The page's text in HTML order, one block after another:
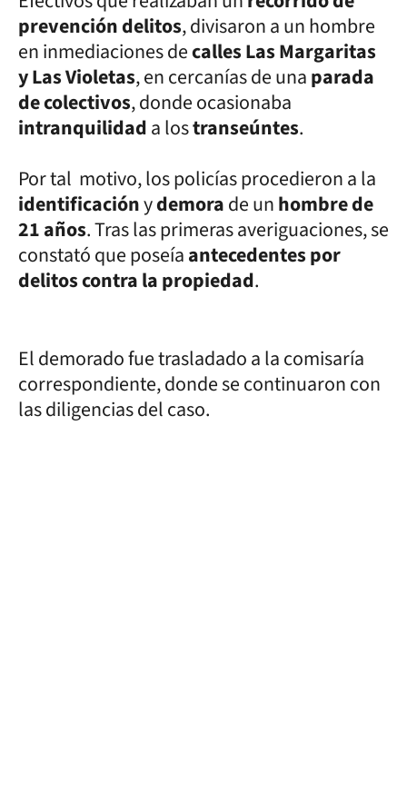
prevención delitos, divisaron a un hombre
en inmediaciones decalles Las Margaritas
y Las Violetas, en cercanías de unaparada
de colectivos, donde ocasionaba
intranquilidada lostranseúntes.
Por tal motivo, los policías procedieron a la
identificaciónydemorade unhombre de
21 años. Tras las primeras averiguaciones, se
constató que poseíaantecedentes por
delitos contra la propiedad.
El demorado fue trasladado a la comisaría
correspondiente, donde se continuaron con
las diligencias del caso.